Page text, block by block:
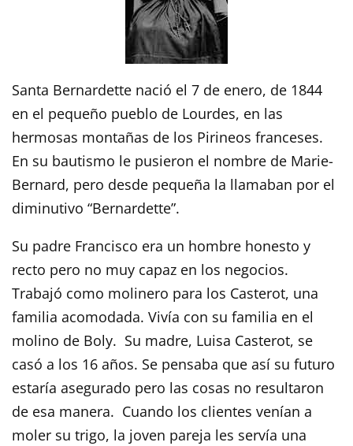
Santa Bernardette nació el 7 de enero, de 1844
en el pequeño pueblo de Lourdes, en las
hermosas montañas de los Pirineos franceses.
En su bautismo le pusieron el nombre de Marie-
Bernard, pero desde pequeña la llamaban por el
diminutivo “Bernardette”.
Su padre Francisco era un hombre honesto y
recto pero no muy capaz en los negocios.
Trabajó como molinero para los Casterot, una
familia acomodada. Vivía con su familia en el
molino de Boly. Su madre, Luisa Casterot, se
casó a los 16 años. Se pensaba que así su futuro
estaría asegurado pero las cosas no resultaron
de esa manera. Cuando los clientes venían a
moler su trigo, la joven pareja les servía una